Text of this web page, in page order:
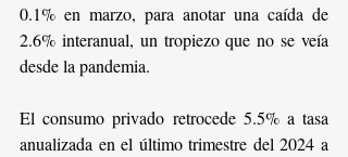
0.1% en marzo, para anotar una caída de
2.6% interanual, un tropiezo que no se veía
desde la pandemia.
El consumo privado retrocede 5.5% a tasa
anualizada en el último trimestre del 2024 a